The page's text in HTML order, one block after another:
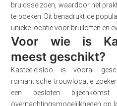
bruidsseizoen, waardoor het
te boeken. Dit benadrukt de
unieke locatie voor bruiloften en
Voor wie is
meest geschikt?
Kasteelelsloo is vooral
romantische trouwlocatie
een besloten
overnachtingsmogelijkheden op